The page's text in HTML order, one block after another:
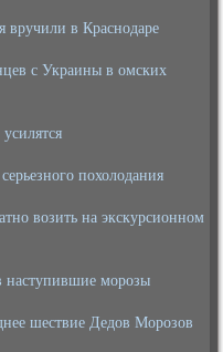
вручили в Краснодаре
с Украины в омских
похолодания
возить на экскурсионном
наступившие морозы
шествие Дедов Морозов